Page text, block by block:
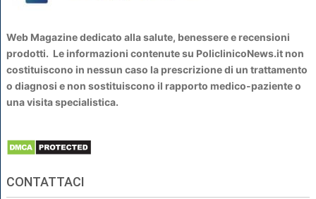
Web Magazine dedicato alla salute, benessere e recensioni
prodotti. Le informazioni contenute su PoliclinicoNews.it non
costituiscono in nessun caso la prescrizione di un trattamento
o diagnosi e non sostituiscono il rapporto medico-paziente o
una visita specialistica.
CONTATTACI